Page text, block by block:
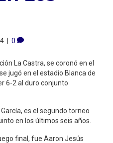
| 0
La Castra, se coronó en el
jugó en el estadio Blanca de
6-2 al duro conjunto
es el segundo torneo
en los últimos seis años.
final, fue Aaron Jesús